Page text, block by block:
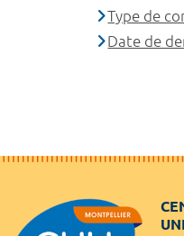
Type de
Date de